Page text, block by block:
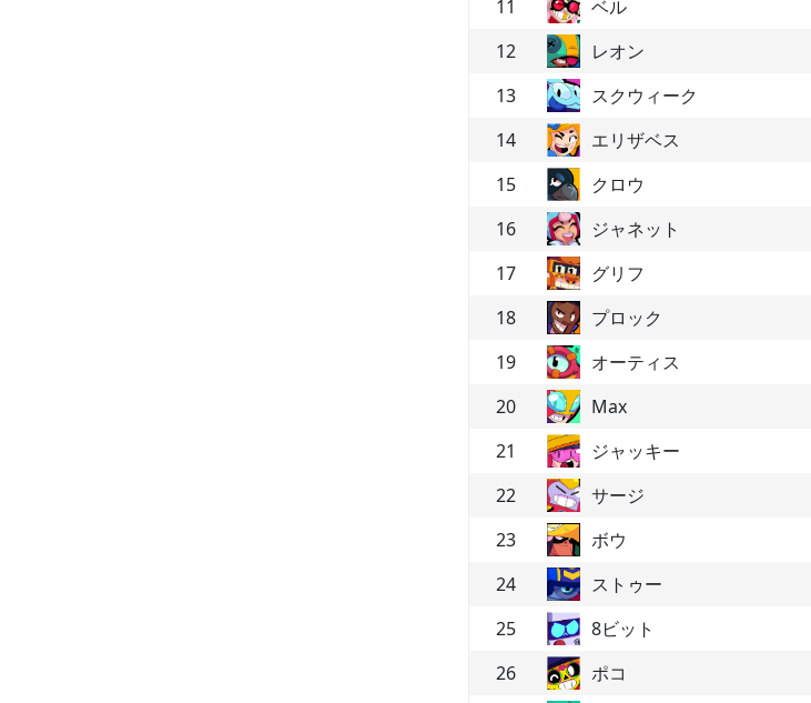
11
ベル
12
レオン
13
スクウィーク
14
エリザベス
15
クロウ
16
ジャネット
17
グリフ
18
プロック
19
オーティス
20
Max
21
ジャッキー
22
サージ
23
ボウ
24
ストゥー
25
8ビット
26
ポコ